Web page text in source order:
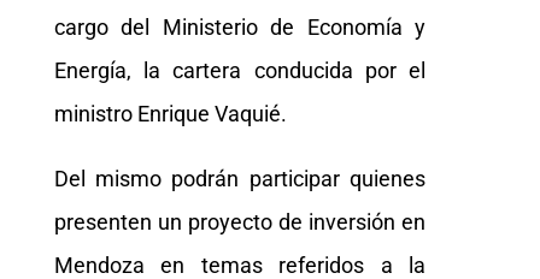
cargo del Ministerio de Economía y
Energía, la cartera conducida por el
ministro Enrique Vaquié.
Del mismo podrán participar quienes
presenten un proyecto de inversión en
Mendoza en temas referidos a la